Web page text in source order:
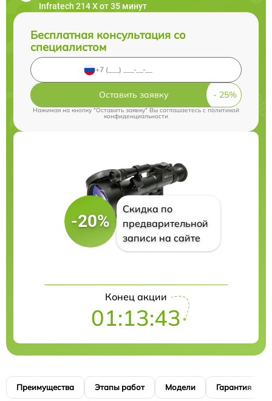
Infratech 214 Х от 35 минут
Бесплатная консультация со
специалистом
Оставить заявку
Нажимая на кнопку "Оставить заявку" Вы соглашаетесь cполитикой
конфиденциальности
-20%
Скидка по
предварительной
записи на сайте
Конец акции
01:13:42
Преимущества Этапы работ Модели Гарантия